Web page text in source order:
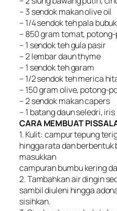
– 3 sendok makan olive oil
– 1/4 sendok teh pala bubuk
– 850 gram tomat,
– 1 sendok teh gula pasir
– 2 lembar daun thyme
– 1 sendok teh garam
– 1/2 sendok teh merica
– 150 gram olive, potong-
– 2 sendok makan capers
– 1 batang daun seledri,
CARA MEMBUAT
1. Kulit: campur tepung
hingga rata dan
masukkan
campuran bumbu kering
2. Tambahkan air dingin
sambil diuleni hingga
sisihkan.